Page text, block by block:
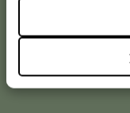
Online